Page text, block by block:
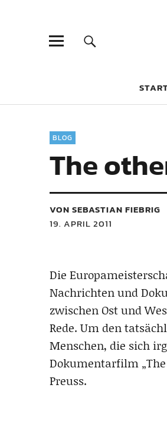
BLOG
The
VON SEBASTIAN FIEBRIG
19. APRIL 2011
Die
Nachrichten und
zwischen Ost und
Rede. Um den
Menschen, die sich
Dokumentarfilm „The
Preuss.